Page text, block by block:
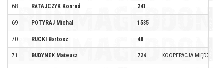
68 RATAJCZYK Konrad 241
69 POTYRAJ Michał 1535
70 RUCKI Bartosz 48
71 BUDYNEK Mateusz 724 KOOPERACJA MIĘDZY